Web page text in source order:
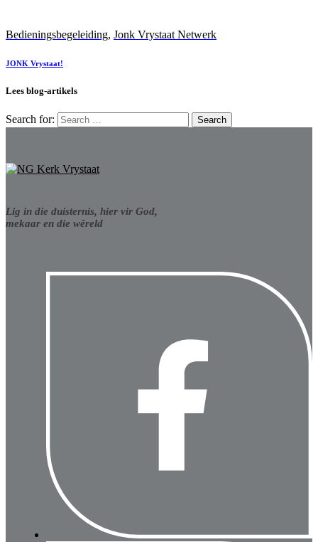
Bedieningsbegeleiding, Jonk Vrystaat Netwerk
JONK Vrystaat!
Lees blog-artikels
Search for:
Lig in die duisternis, hier vir God,
mekaar en die wêreld